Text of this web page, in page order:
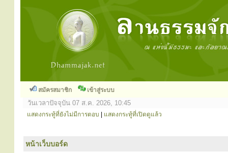
สมัครสมาชิก เข้าสู่ระบบ
วันเวลาปัจจุบัน 07 ส.ค. 2026, 10:45
แสดงกระทู้ที่ยังไม่มีการตอบ แสดงกระทู้ที่เปิดดูแล้ว
หน้าเว็บบอร์ด